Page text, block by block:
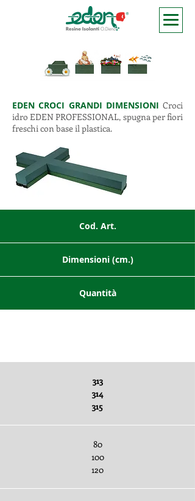
EDEN CROCI GRANDI DIMENSIONI Croci
idro EDEN PROFESSIONAL, spugna per fiori
freschi con base il plastica.
Cod. Art.
Dimensioni (cm.)
Quantità
313
314
315
80
100
120